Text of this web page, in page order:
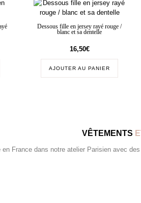
Dessous fille en jersey rayé rouge /
blanc et sa dentelle
16,50€
AJOUTER AU PANIER
VÊTEMENTS
en France dans notre atelier Parisien avec